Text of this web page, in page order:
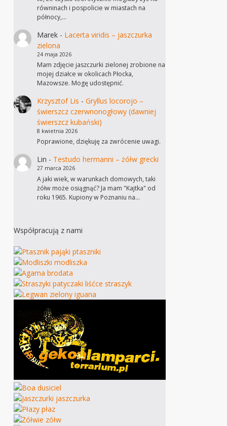
równinach i pospolicie w miastach na
północy,…
Marek- Lacerta viridis – jaszczurka
zielona
24 maja 2026
Mam zdjęcie jaszczurki zielonej zrobione na
mojej działce w okolicach Płocka,
Mazowsze. Mogę udostępnić.
Krzysztof Lis - Gryllus locorojo –
świerszcz czerwnonogłowy (dawniej
świerszcz kubański)
8 kwietnia 2026
Poprawione, dziękuję za zwrócenie uwagi.
Lin - Testudo hermanni – żółw grecki
27 marca 2026
A jaki wiek, w warunkach domowych, taki
żółw może osiągnąć? Ja mam "Kajtka" od
roku 1965. Kupiony w Poznaniu na…
Współpracują z nami